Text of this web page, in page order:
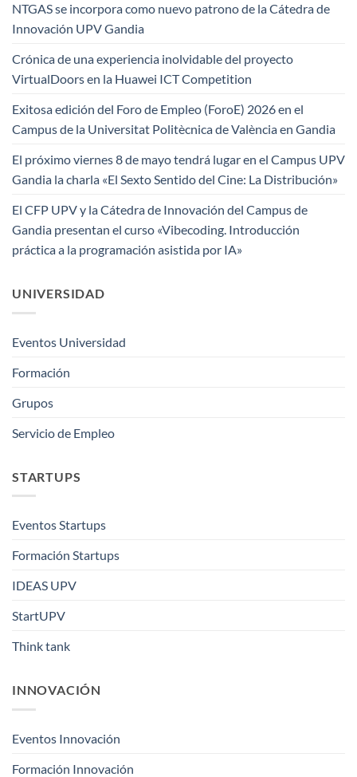
NTGAS se incorpora como nuevo patrono de la Cátedra de
Innovación UPV Gandia
Crónica de una experiencia inolvidable del proyecto
VirtualDoors en la Huawei ICT Competition
Exitosa edición del Foro de Empleo (ForoE) 2026 en el
Campus de la Universitat Politècnica de València en Gandia
El próximo viernes 8 de mayo tendrá lugar en el Campus UPV
Gandia la charla «El Sexto Sentido del Cine: La Distribución»
El CFP UPV y la Cátedra de Innovación del Campus de
Gandia presentan el curso «Vibecoding. Introducción
práctica a la programación asistida por IA»
UNIVERSIDAD
Eventos Universidad
Formación
Grupos
Servicio de Empleo
STARTUPS
Eventos Startups
Formación Startups
IDEAS UPV
StartUPV
Think tank
INNOVACIÓN
Eventos Innovación
Formación Innovación